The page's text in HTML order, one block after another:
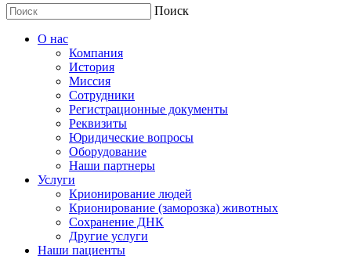
Поиск
О нас
Компания
История
Миссия
Сотрудники
Регистрационные документы
Реквизиты
Юридические вопросы
Оборудование
Наши партнеры
Услуги
Крионирование людей
Крионирование (заморозка) животных
Сохранение ДНК
Другие услуги
Наши пациенты